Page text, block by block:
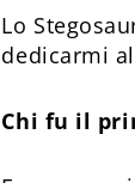
Lo
dedicarmi
Chi fu il